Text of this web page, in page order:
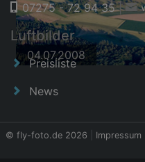
30.08.2014
30.08.2014
04.07.2008
04.07.2008
07275 - 72 94 35|
Luftbilder
Preisliste
News
© fly-foto.de 2026 Impressum